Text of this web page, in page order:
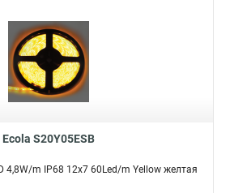
Ecola S20Y05ESB
4,8W/m IP68 12x7 60Led/m Yellow желтая